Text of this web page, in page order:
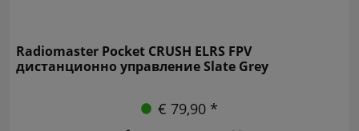
Radiomaster Pocket CRUSH ELRS FPV
дистанционно управление Slate Grey
€ 79,90 *